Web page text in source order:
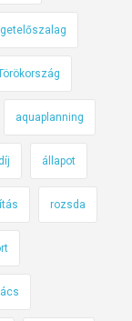
aquaplanning
állapot
rozsda